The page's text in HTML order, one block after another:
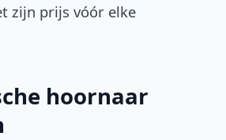
zijn prijs vóór elke
hoornaar